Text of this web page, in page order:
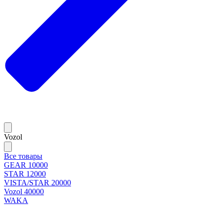
Vozol
Все товары
GEAR 10000
STAR 12000
VISTA/STAR 20000
Vozol 40000
WAKA